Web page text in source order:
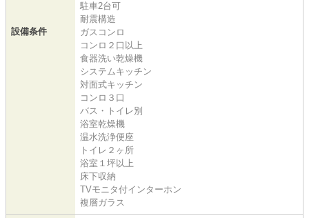
設備条件
駐車2台可
耐震構造
ガスコンロ
コンロ２口以上
食器洗い乾燥機
システムキッチン
対面式キッチン
コンロ３口
バス・トイレ別
浴室乾燥機
温水洗浄便座
トイレ２ヶ所
浴室１坪以上
床下収納
TVモニタ付インターホン
複層ガラス